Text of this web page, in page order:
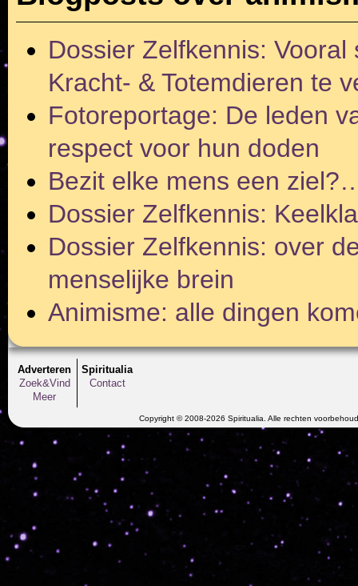
Dossier Zelfkennis:
Kracht- & Totemdieren te
Fotoreportage: De leden
respect voor hun doden
Bezit elke mens een
Dossier Zelfkennis:
Dossier Zelfkennis: over
menselijke brein
Animisme: alle dingen
Adverteren
Zoek&Vind
Meer
Spiritualia
Contact
Copyright © 2008-2026 Spiritualia. Alle rechten